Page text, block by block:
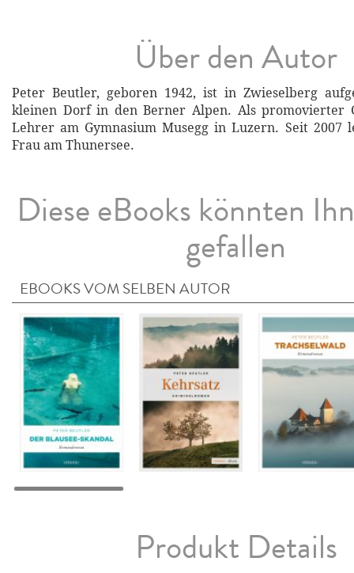
Über den Autor
Peter Beutler, geboren 1942, ist in Zwieselberg
kleinen Dorf in den Berner Alpen. Als promovierter
Lehrer am Gymnasium Musegg in Luzern. Seit 2007
Frau am Thunersee.
Diese eBooks könnten
gefallen
EBOOKS VOM SELBEN AUTOR
Produkt Details